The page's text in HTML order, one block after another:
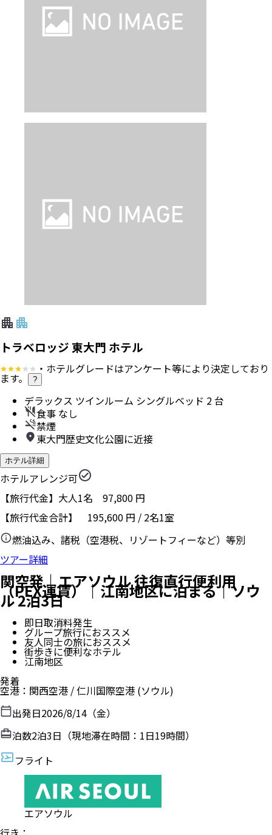
トラベロッジ 東大門 ホテル
・ホテルグレードはアンケート等により決定しており
ます。 ?
デラックス ツインルーム シングルベッド 2 台
食事 なし
禁煙
東大門歴史文化公園に近接
ホテル詳細
ホテルアレンジ可
【旅行代金】大人1名 97,800 円
【旅行代金合計】 195,600 円 / 2名1室
燃油込み、諸税（空港税、リゾートフィーなど）等別
ツアー詳細
関空発｜エアソウル 往復直行便利用
（PEX運賃）｜江南地区に泊まる｜ソウ
ル 2泊3日
即日取消料発生
グループ旅行におススメ
友人同士の旅におススメ
街歩きに便利なホテル
江南地区
発着
空港 ： 関西空港 /仁川国際空港 (ソウル)
出発日2026/8/14（金）
泊数2泊3日（現地滞在時間： 1日19時間）
フライト
エアソウル